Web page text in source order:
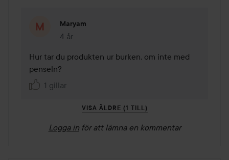
Maryam
4 år
Kommentaren lades 4 år
Hur tar du produkten ur burken, om inte med
penseln?
1 gillar
VISA ÄLDRE (1 TILL)
Logga in för att lämna en kommentar